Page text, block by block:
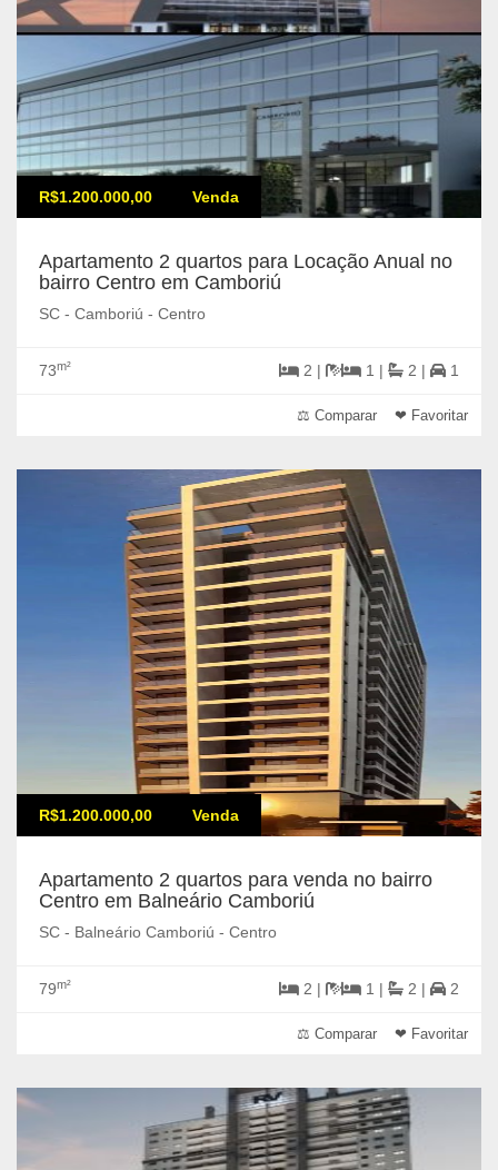
R$1.200.000,00 Venda
Apartamento 2 quartos para Locação Anual no
bairro Centro em Camboriú
SC - Camboriú - Centro
73m² 2 | 1 | 2 | 1
⚖ Comparar ❤ Favoritar
R$1.200.000,00 Venda
Apartamento 2 quartos para venda no bairro
Centro em Balneário Camboriú
SC - Balneário Camboriú - Centro
79m² 2 | 1 | 2 | 2
⚖ Comparar ❤ Favoritar